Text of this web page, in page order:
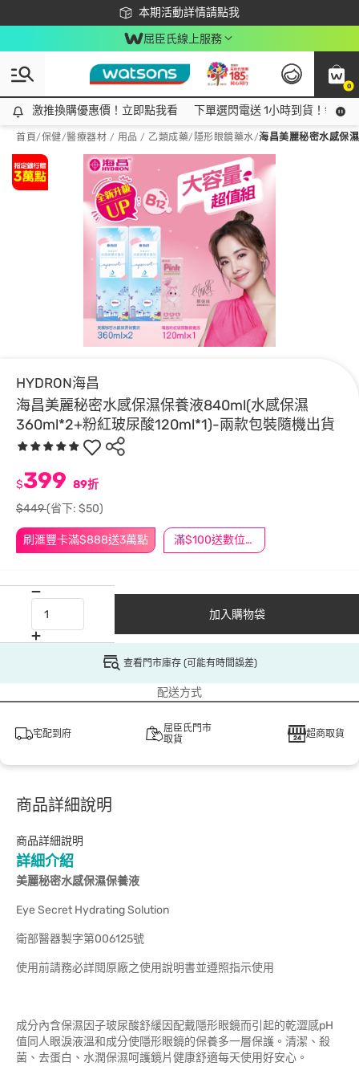
本期活動詳情請點我
下載app最高回饋$350
屈臣氏線上服務
0
激推換購優惠價！立即點我看
激推換購優惠價！立即點我看 下單選閃電送 1小時到貨！領神
首頁/保健/醫療器材 / 用品 / 乙類成藥/ 隱形眼鏡藥水/海昌美麗秘密水感保
HYDRON海昌
海昌美麗秘密水感保濕保養液840ml(水感保濕
360ml*2+粉紅玻尿酸120ml*1)-兩款包裝隨機出貨
刷滙豐卡滿$888送3萬點 滿$100送數位印花
$399 89折
$449(省下: $50)
加入購物袋
查看門市庫存 (可能有時間誤差)
配送方式
宅配到府
屈臣氏門市
取貨
超商取貨
商品詳細說明
商品詳細說明
詳細介紹
美麗秘密水感保濕保養液
Eye Secret Hydrating Solution
衛部醫器製字第006125號
使用前請務必詳閱原廠之使用說明書並遵照指示使用
成分內含保濕因子玻尿酸舒緩因配戴隱形眼鏡而引起的乾澀感pH
值同人眼淚液溫和成分使隱形眼鏡的保養多一層保護。清潔、殺
菌、去蛋白、水潤保濕呵護鏡片健康舒適每天使用好安心。